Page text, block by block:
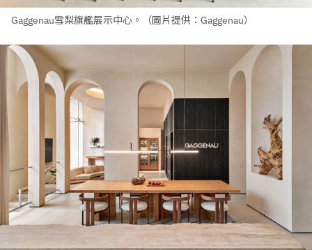
Gaggenau雪梨旗艦展示中心。（圖片提供：Gaggenau）